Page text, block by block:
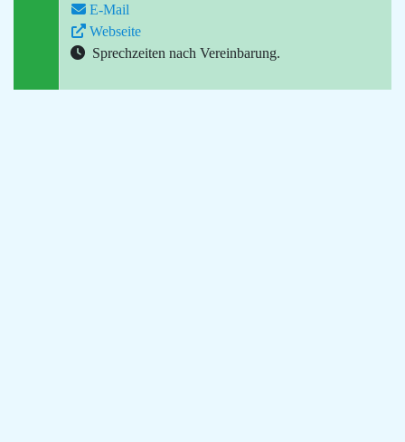
E-Mail
Webseite
Sprechzeiten nach Vereinbarung.